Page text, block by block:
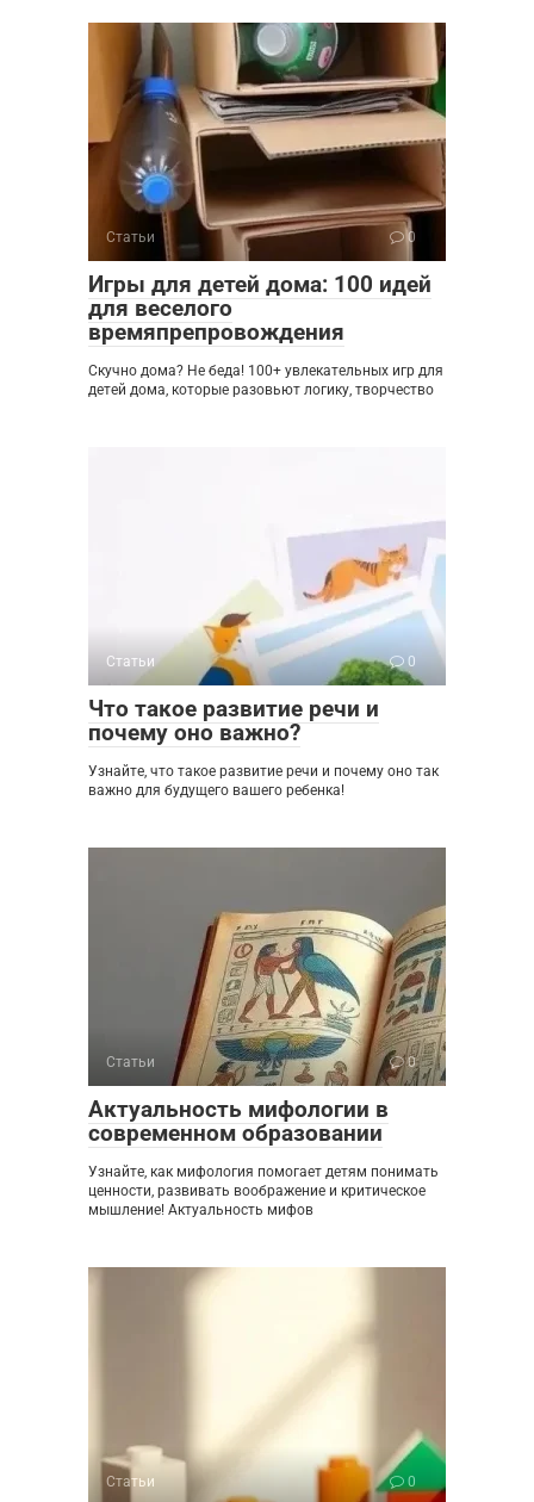
Статьи 0
Игры для детей дома: 100 идей
для веселого
времяпрепровождения
Скучно дома? Не беда! 100+ увлекательных игр для
детей дома, которые разовьют логику, творчество
Статьи 0
Что такое развитие речи и
почему оно важно?
Узнайте, что такое развитие речи и почему оно так
важно для будущего вашего ребенка!
Статьи 0
Актуальность мифологии в
современном образовании
Узнайте, как мифология помогает детям понимать
ценности, развивать воображение и критическое
мышление! Актуальность мифов
Статьи 0